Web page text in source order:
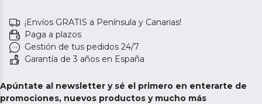
¡Envíos GRATIS a Península y Canarias!
Paga a plazos
Gestión de tus pedidos 24/7
Garantía de 3 años en España
Apúntate al newsletter y sé el primero en enterarte de
promociones, nuevos productos y mucho más